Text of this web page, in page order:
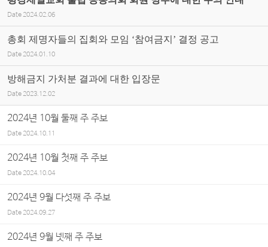
Date 2024.02.06
총회 제명자들의 집회와 모임 ‘참여금지’ 결정 공고
Date 2024.01.10
방해금지 가처분 결과에 대한 입장문
Date 2023.12.02
2024년 10월 둘째 주 주보
Date2024.10.11
2024년 10월 첫째 주 주보
Date2024.10.04
2024년 9월 다섯째 주 주보
Date2024.09.27
2024년 9월 넷째 주 주보